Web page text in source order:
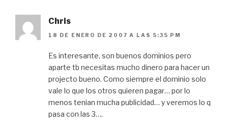
Chris
18 DE ENERO DE 2007 A LAS 5:35 PM
Es interesante, son buenos dominios pero
aparte tb necesitas mucho dinero para hacer un
projecto bueno. Como siempre el dominio solo
vale lo que los otros quieren pagar… por lo
menos tenian mucha publicidad… y veremos lo q
pasa con las 3….